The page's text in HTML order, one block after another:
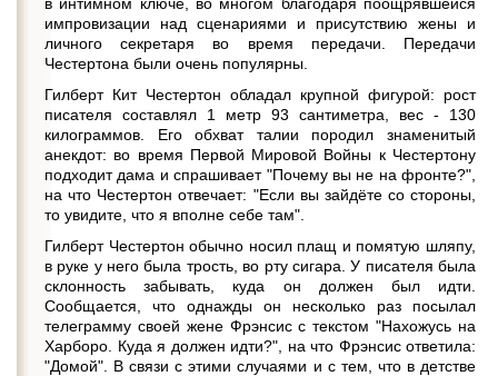
импровизации над сценариями и присутствию жены и
личного секретаря во время передачи. Передачи
Честертона были очень популярны.
Гилберт Кит Честертон обладал крупной фигурой: рост
писателя составлял 1 метр 93 сантиметра, вес - 130
килограммов. Его обхват талии породил знаменитый
анекдот: во время Первой Мировой Войны к Честертону
подходит дама и спрашивает "Почему вы не на фронте?",
на что Честертон отвечает: "Если вы зайдёте со стороны,
то увидите, что я вполне себе там".
Гилберт Честертон обычно носил плащ и помятую шляпу,
в руке у него была трость, во рту сигара. У писателя была
склонность забывать, куда он должен был идти.
Сообщается, что однажды он несколько раз посылал
телеграмму своей жене Фрэнсис с текстом "Нахожусь на
Харборо. Куда я должен идти?", на что Фрэнсис ответила:
"Домой". В связи с этими случаями и с тем, что в детстве